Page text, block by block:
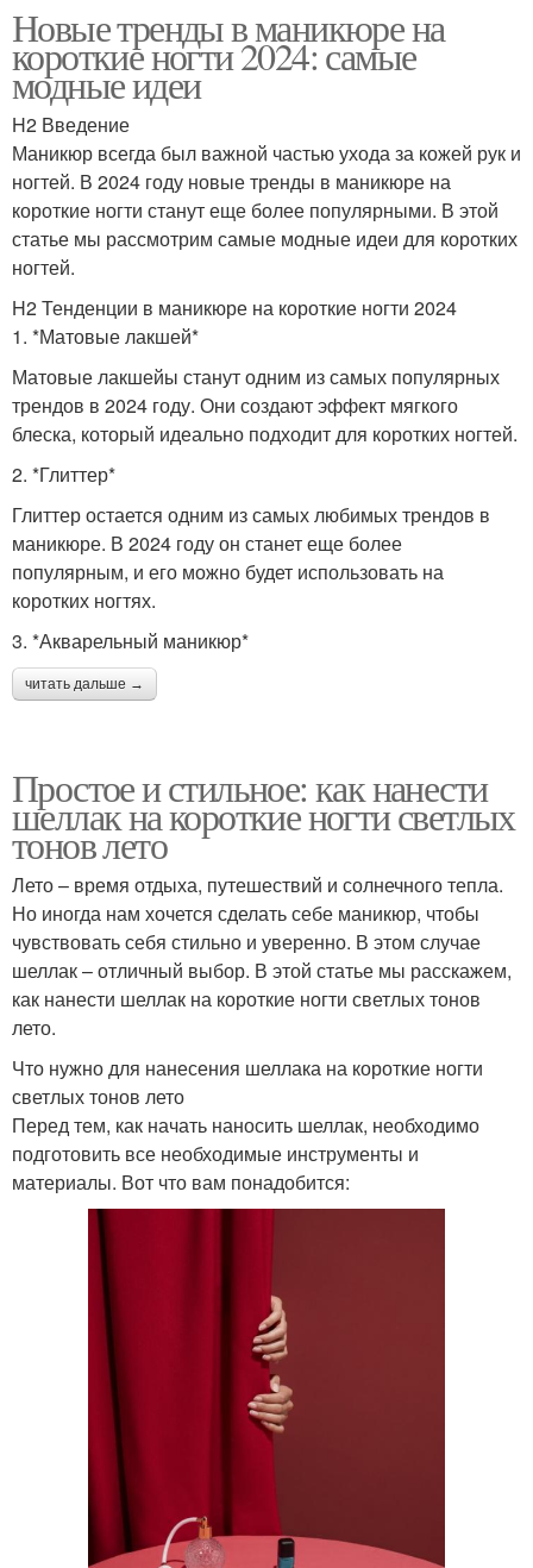
Новые тренды в маникюре на
короткие ногти 2024: самые
модные идеи
H2 Введение
Маникюр всегда был важной частью ухода за кожей рук и
ногтей. В 2024 году новые тренды в маникюре на
короткие ногти станут еще более популярными. В этой
статье мы рассмотрим самые модные идеи для коротких
ногтей.
H2 Тенденции в маникюре на короткие ногти 2024
1. *Матовые лакшей*
Матовые лакшейы станут одним из самых популярных
трендов в 2024 году. Они создают эффект мягкого
блеска, который идеально подходит для коротких ногтей.
2. *Глиттер*
Глиттер остается одним из самых любимых трендов в
маникюре. В 2024 году он станет еще более
популярным, и его можно будет использовать на
коротких ногтях.
3. *Акварельный маникюр*
читать дальше →
Простое и стильное: как нанести
шеллак на короткие ногти светлых
тонов лето
Лето – время отдыха, путешествий и солнечного тепла.
Но иногда нам хочется сделать себе маникюр, чтобы
чувствовать себя стильно и уверенно. В этом случае
шеллак – отличный выбор. В этой статье мы расскажем,
как нанести шеллак на короткие ногти светлых тонов
лето.
Что нужно для нанесения шеллака на короткие ногти
светлых тонов лето
Перед тем, как начать наносить шеллак, необходимо
подготовить все необходимые инструменты и
материалы. Вот что вам понадобится: